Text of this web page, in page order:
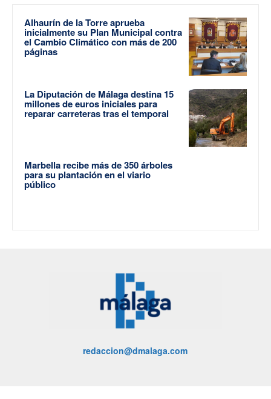
Alhaurín de la Torre aprueba
inicialmente su Plan Municipal contra
el Cambio Climático con más de 200
páginas
La Diputación de Málaga destina 15
millones de euros iniciales para
reparar carreteras tras el temporal
Marbella recibe más de 350 árboles
para su plantación en el viario
público
redaccion@dmalaga.com